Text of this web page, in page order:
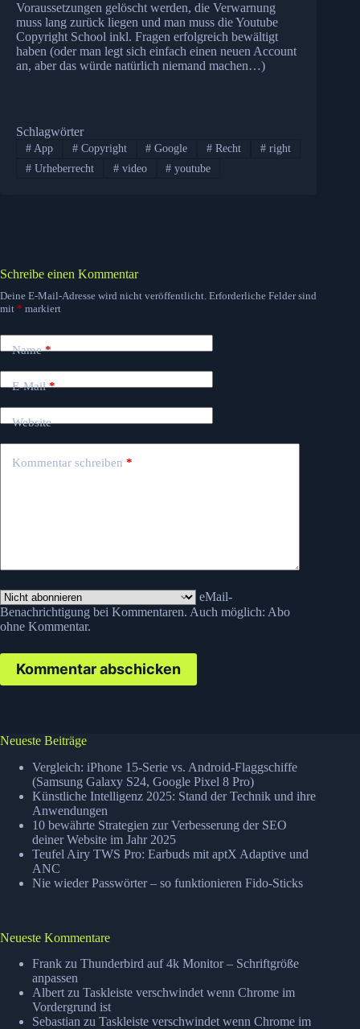
Voraussetzungen gelöscht werden, die Verwarnung
muss lang zurück liegen und man muss die Youtube
Copyright School inkl. Fragen erfolgreich bewältigt
haben (oder man legt sich einfach einen neuen Account
an, aber das würde natürlich niemand machen…)
Schlagwörter
#App #Copyright # Google # Recht # right
#Urheberrecht #video # youtube
Schreibe einen Kommentar
Deine E-Mail-Adresse wird nicht veröffentlicht. Erforderliche Felder sind
mit * markiert
Name*
E-Mail*
Website
Kommentar schreiben *
eMail-
Benachrichtigung bei Kommentaren. Auch möglich: Abo
ohne Kommentar.
Kommentar abschicken
Neueste Beiträge
Vergleich: iPhone 15-Serie vs. Android-Flaggschiffe
(Samsung Galaxy S24, Google Pixel 8 Pro)
Künstliche Intelligenz 2025: Stand der Technik und ihre
Anwendungen
10 bewährte Strategien zur Verbesserung der SEO
deiner Website im Jahr 2025
Teufel Airy TWS Pro: Earbuds mit aptX Adaptive und
ANC
Nie wieder Passwörter – so funktionieren Fido-Sticks
Neueste Kommentare
Frank zu Thunderbird auf 4k Monitor – Schriftgröße
anpassen
Albert zu Taskleiste verschwindet wenn Chrome im
Vordergrund ist
Sebastian zu Taskleiste verschwindet wenn Chrome im